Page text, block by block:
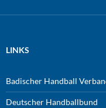
LINKS
Badischer Handball
Deutscher Handballbund